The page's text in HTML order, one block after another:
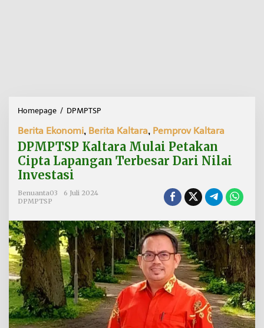
Homepage / DPMPTSP
M
P
T
S
a
r
M
u
l
a
i
P
e
Berita Ekonomi, Berita Kaltara, Pemprov Kaltara
DPMPTSP Kaltara Mulai Petakan
Cipta Lapangan Terbesar Dari Nilai
Investasi
Benuanta03
6 Juli 2024
DPMPTSP